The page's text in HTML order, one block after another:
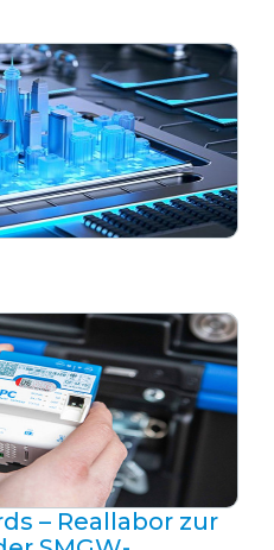
– Reallabor zur